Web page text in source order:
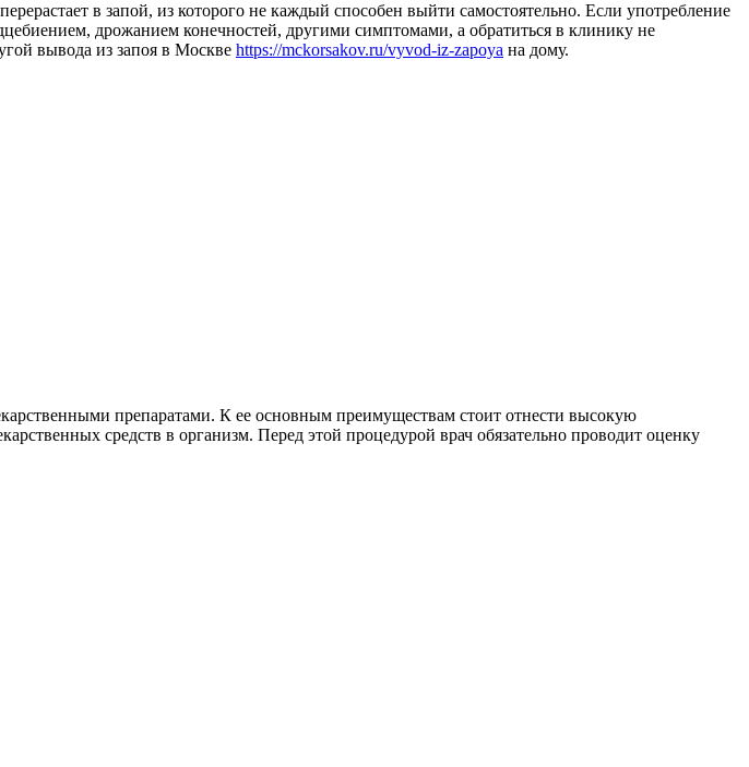
в запой, из которого не каждый способен выйти самостоятельно. Если употребление
дрожанием конечностей, другими симптомами, а обратиться в клинику не
вывода из запоя в Москве https://mckorsakov.ru/vyvod-iz-zapoya на дому.
препаратами. К ее основным преимуществам стоит отнести высокую
средств в организм. Перед этой процедурой врач обязательно проводит оценку